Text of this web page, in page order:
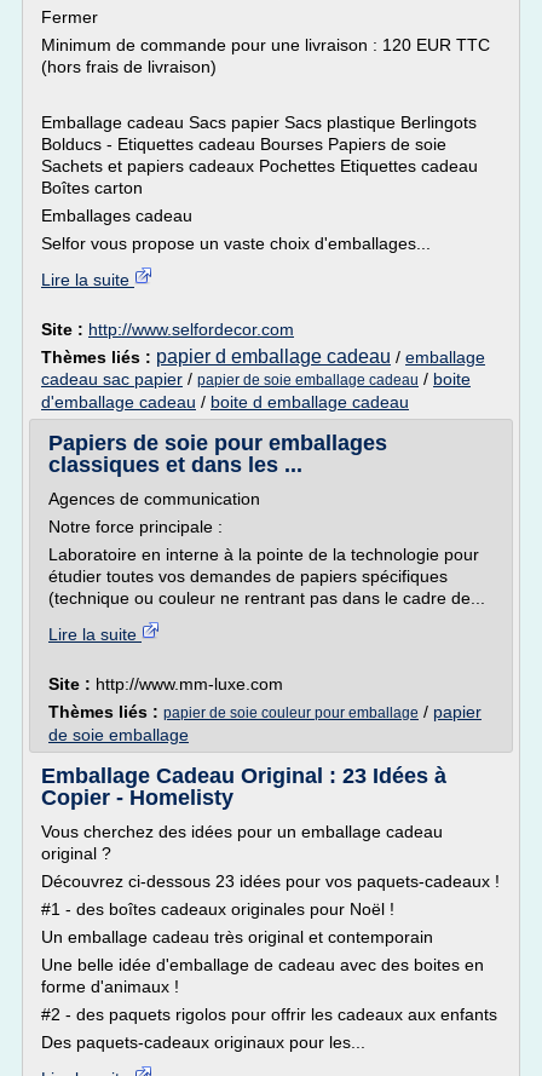
Fermer
Minimum de commande pour une livraison : 120 EUR TTC
(hors frais de livraison)
Emballage cadeau Sacs papier Sacs plastique Berlingots
Bolducs - Etiquettes cadeau Bourses Papiers de soie
Sachets et papiers cadeaux Pochettes Etiquettes cadeau
Boîtes carton
Emballages cadeau
Selfor vous propose un vaste choix d'emballages...
Lire la suite
Site : http://www.selfordecor.com
Thèmes liés : papier d emballage cadeau / emballage
cadeau sac papier / papier de soie emballage cadeau / boite
d'emballage cadeau / boite d emballage cadeau
Papiers de soie pour emballages
classiques et dans les ...
Agences de communication
Notre force principale :
Laboratoire en interne à la pointe de la technologie pour
étudier toutes vos demandes de papiers spécifiques
(technique ou couleur ne rentrant pas dans le cadre de...
Lire la suite
Site : http://www.mm-luxe.com
Thèmes liés : papier de soie couleur pour emballage / papier
de soie emballage
Emballage Cadeau Original : 23 Idées à
Copier - Homelisty
Vous cherchez des idées pour un emballage cadeau
original ?
Découvrez ci-dessous 23 idées pour vos paquets-cadeaux !
#1 - des boîtes cadeaux originales pour Noël !
Un emballage cadeau très original et contemporain
Une belle idée d'emballage de cadeau avec des boites en
forme d'animaux !
#2 - des paquets rigolos pour offrir les cadeaux aux enfants
Des paquets-cadeaux originaux pour les...